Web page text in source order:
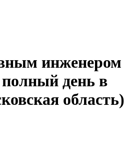
инженером
день в
область)